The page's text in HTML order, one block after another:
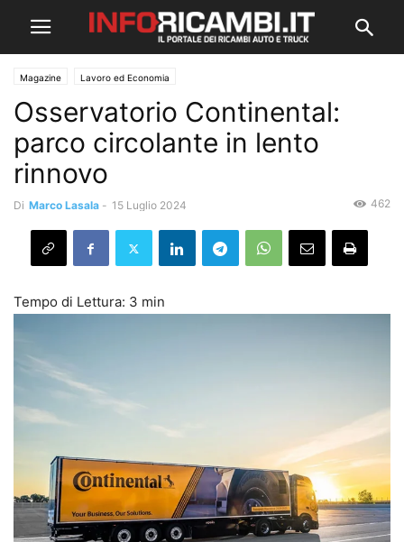
Magazine Lavoro ed Economia
Osservatorio Continental:
parco circolante in lento
rinnovo
Di Marco Lasala - 15 Luglio 2024 462